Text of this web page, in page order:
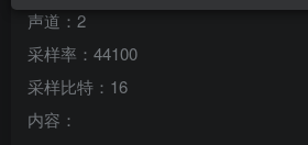
声道：2
采样率：44100
采样比特：16
内容：